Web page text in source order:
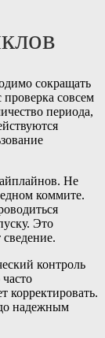
сокращать
совсем
периода,
Не
коммите.
Это
контроль
корректировать.
надежным